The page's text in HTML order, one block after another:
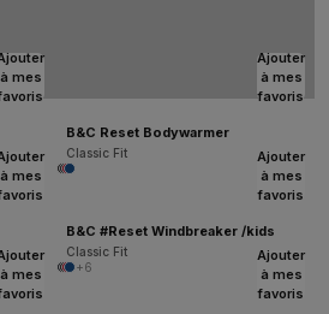
à mes
Ajouter
à mes
favoris
B&C Reset Bodywarmer
Classic Fit
à mes
Ajouter
à mes
favoris
B&C #Reset Windbreaker /kids
Classic Fit
+6
à mes
Ajouter
à mes
favoris